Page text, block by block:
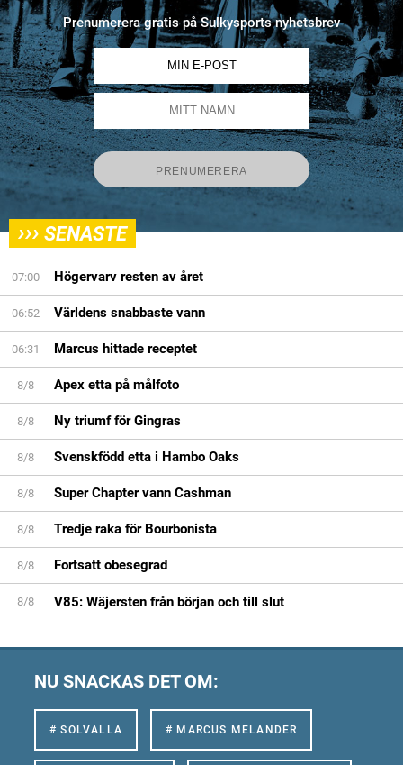
Prenumerera gratis på Sulkysports nyhetsbrev
››› SENASTE
07:00 Högervarv resten av året
06:52 Världens snabbaste vann
06:31 Marcus hittade receptet
8/8 Apex etta på målfoto
8/8 Ny triumf för Gingras
8/8 Svenskfödd etta i Hambo Oaks
8/8 Super Chapter vann Cashman
8/8 Tredje raka för Bourbonista
8/8 Fortsatt obesegrad
8/8 V85: Wäjersten från början och till slut
NU SNACKAS DET OM:
# SOLVALLA # MARCUS MELANDER